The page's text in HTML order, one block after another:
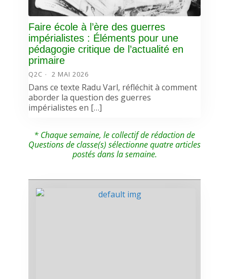
Faire école à l’ère des guerres
impérialistes : Éléments pour une
pédagogie critique de l’actualité en
primaire
Q2C 2 MAI 2026
Dans ce texte Radu Varl, réfléchit à comment
aborder la question des guerres
impérialistes en […]
* Chaque semaine, le collectif de rédaction de
Questions de classe(s) sélectionne quatre articles
postés dans la semaine.